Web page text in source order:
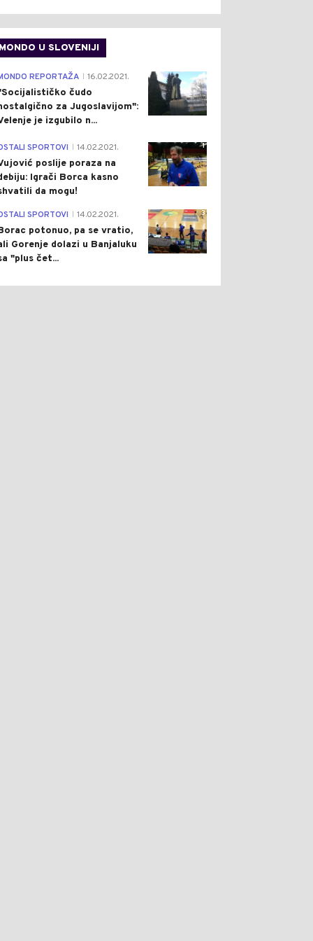
MONDO U SLOVENIJI
4
REPORTAŽA 16.02.2021.
čudo
za Jugoslavijom":
je izgubilo n...
1
SPORTOVI 14.02.2021.
poslije poraza na
Igrači Borca kasno
da mogu!
3
SPORTOVI 14.02.2021.
potonuo, pa se vratio,
Gorenje dolazi u Banjaluku
"plus čet...